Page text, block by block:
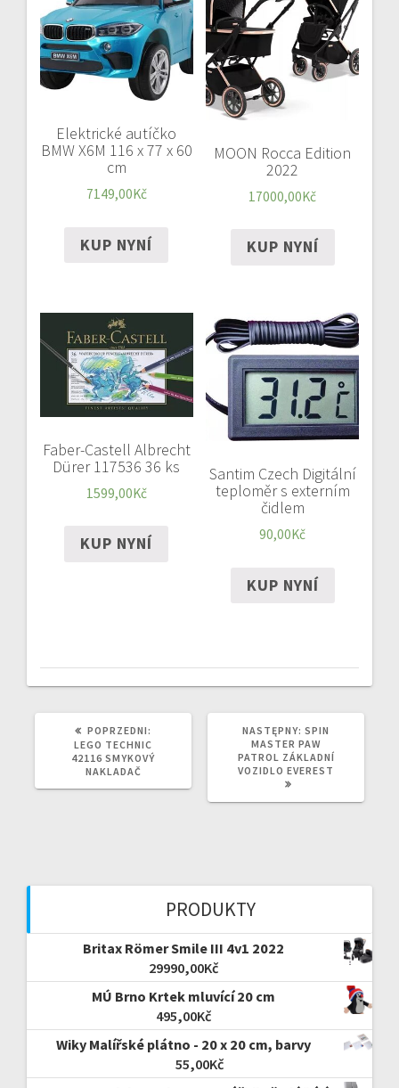
Elektrické autíčko
BMW X6M 116 x 77 x 60
cm
7149,00Kč
KUP NYNÍ
MOON Rocca Edition
2022
17000,00Kč
KUP NYNÍ
Faber-Castell Albrecht
Dürer 117536 36 ks
1599,00Kč
KUP NYNÍ
Santim Czech Digitální
teploměr s externím
čidlem
90,00Kč
KUP NYNÍ
POPRZEDNI:
LEGO TECHNIC
42116 SMYKOVÝ
NAKLADAČ
NASTĘPNY: NASTĘPNY
WPIS:
SPIN
MASTER PAW
PATROL ZÁKLADNÍ
VOZIDLO EVEREST
PRODUKTY
Britax Römer Smile III 4v1 2022
29990,00Kč
MÚ Brno Krtek mluvící 20 cm
495,00Kč
Wiky Malířské plátno - 20 x 20 cm, barvy
55,00Kč